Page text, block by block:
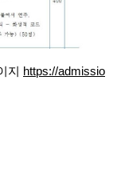
지
https://admissio